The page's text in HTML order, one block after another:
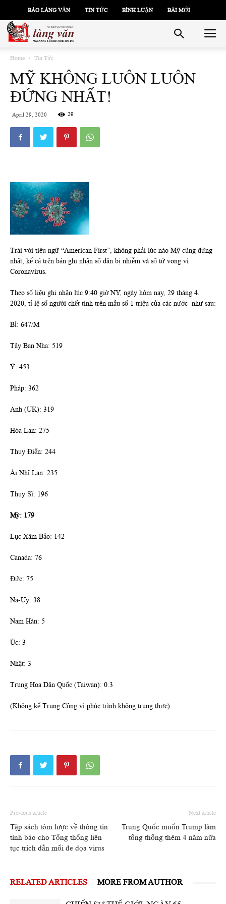
BÁO LÀNG VĂN TIN TỨC BÌNH LUẬN BÀI MỚI
Home Tin Tức
MỸ KHÔNG LUÔN LUÔN
ĐỨNG NHẤT!
April 29, 2020 29
Trái với tiêu ngữ “American First”, không phải lúc nào Mỹ cũng đứng
nhất, kể cả trên bản ghi nhận số dân bị nhiễm và số tử vong vì
Coronavirus.
Theo số liệu ghi nhận lúc 9:40 giờ NY, ngày hôm nay, 29 tháng 4,
2020, tỉ lệ số người chết tính trên mẫu số 1 triệu của các nước như sau:
Bỉ: 647/M
Tây Ban Nha: 519
Ý: 453
Pháp: 362
Anh (UK): 319
Hòa Lan: 275
Thụy Điển: 244
Ái Nhĩ Lan: 235
Thụy Sĩ: 196
Mỹ: 179
Lục Xâm Bảo: 142
Canada: 76
Đức: 75
Na-Uy: 38
Nam Hàn: 5
Úc: 3
Nhật: 3
Trung Hoa Dân Quốc (Taiwan): 0.3
(Không kể Trung Cộng vì phúc trình không trung thực).
Previous article
Tập sách tóm lược về thông tin
tình báo cho Tổng thống liên
tục trích dẫn mối đe dọa virus
Next article
Trung Quốc muốn Trump làm
tổng thống thêm 4 năm nữa
RELATED ARTICLES MORE FROM AUTHOR